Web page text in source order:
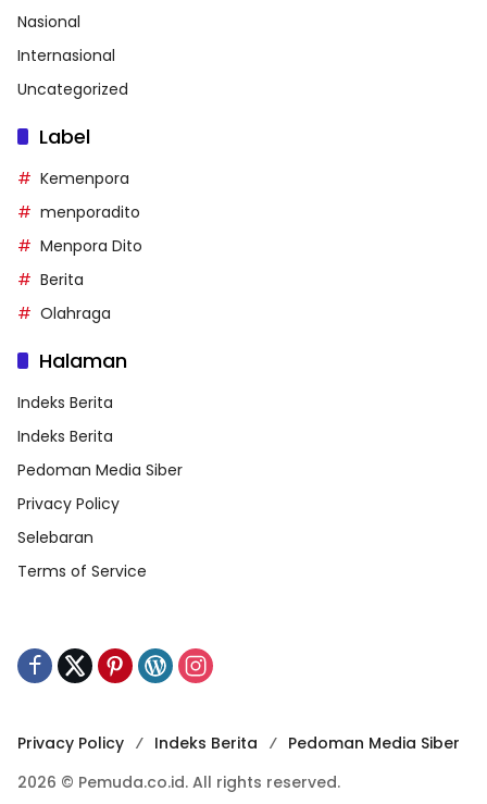
Nasional
Internasional
Uncategorized
Label
Kemenpora
menporadito
Menpora Dito
Berita
Olahraga
Halaman
Indeks Berita
Indeks Berita
Pedoman Media Siber
Privacy Policy
Selebaran
Terms of Service
Privacy Policy Indeks Berita
Pedoman Media Siber
2026 © Pemuda.co.id. All rights reserved.